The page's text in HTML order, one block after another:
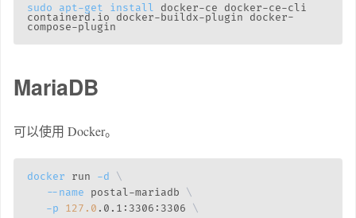
sudo apt-get install docker-ce docker-ce-cli
containerd.io docker-buildx-plugin docker-
MariaDB
可以使用 Docker。
docker run -d
\
--name postal-mariadb \
-p
127.0 .0.1:3306:3306 \